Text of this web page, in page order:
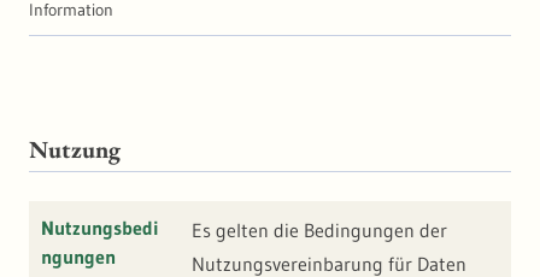
Information
Nutzung
Nutzungsbedi
ngungen
Es gelten die Bedingungen der
Nutzungsvereinbarung für Daten